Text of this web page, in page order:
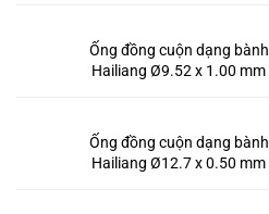
Ống đồng cuộn dạng bành
Hailiang Ø9.52 x 1.00 mm
Ống đồng cuộn dạng bành
Hailiang Ø12.7 x 0.50 mm